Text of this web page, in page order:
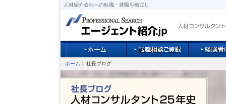
人材紹介会社への転職・就職を橋渡し
ホーム > 社長ブログ